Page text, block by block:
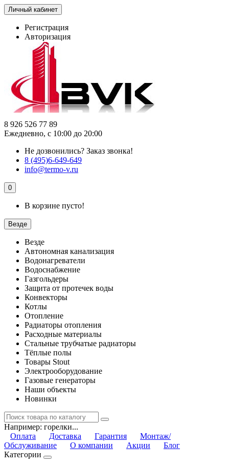
Личный кабинет
Регистрация
Авторизация
8 926 526 77 89
Ежедневно, с 10:00 до 20:00
Не дозвонились? Заказ звонка!
8 (495)6-649-649
info@termo-v.ru
0
В корзине пусто!
Везде
Везде
Автономная канализация
Водонагреватели
Водоснабжение
Газгольдеры
Защита от протечек воды
Конвекторы
Котлы
Отопление
Радиаторы отопления
Расходные материалы
Стальные трубчатые радиаторы
Тёплые полы
Товары Stout
Электрооборудование
Газовые генераторы
Наши объекты
Новинки
Например: горелки...
Оплата
Доставка Гарантия
Монтаж/
Обслуживание
О компании Акции
Блог
Категории